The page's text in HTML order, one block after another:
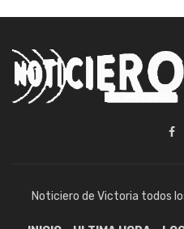
Noticiero de Victoria todos